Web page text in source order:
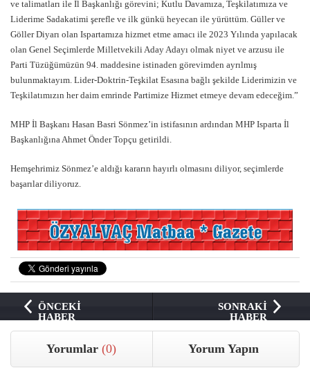
ve talimatları ile İl Başkanlığı görevini; Kutlu Davamıza, Teşkilatımıza ve
Liderime Sadakatimi şerefle ve ilk günkü heyecan ile yürüttüm. Güller ve
Göller Diyarı olan Ispartamıza hizmet etme amacı ile 2023 Yılında yapılacak
olan Genel Seçimlerde Milletvekili Aday Adayı olmak niyet ve arzusu ile
Parti Tüzüğümüzün 94. maddesine istinaden görevimden ayrılmış
bulunmaktayım. Lider-Doktrin-Teşkilat Esasına bağlı şekilde Liderimizin ve
Teşkilatımızın her daim emrinde Partimize Hizmet etmeye devam edeceğim.”
MHP İl Başkanı Hasan Basri Sönmez’in istifasının ardından MHP Isparta İl
Başkanlığına Ahmet Önder Topçu getirildi.
Hemşehrimiz Sönmez’e aldığı kararın hayırlı olmasını diliyor, seçimlerde
başarılar diliyoruz.
ÖNCEKİ
HABER
SONRAKİ
HABER
Yorumlar(0) Yorum Yapın